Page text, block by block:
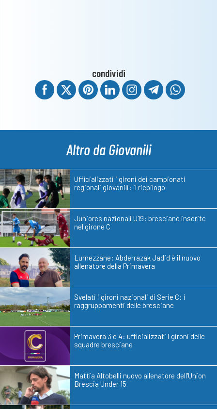
condividi
Altro da Giovanili
Ufficializzati i gironi dei campionati
regionali giovanili: il riepilogo
Juniores nazionali U19: bresciane inserite
nel girone C
Lumezzane: Abderrazak Jadid è il nuovo
allenatore della Primavera
Svelati i gironi nazionali di Serie C: i
raggruppamenti delle bresciane
Primavera 3 e 4: ufficializzati i gironi delle
squadre bresciane
Mattia Altobelli nuovo allenatore dell'Union
Brescia Under 15